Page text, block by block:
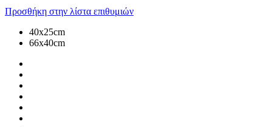
Προσθήκη στην λίστα επιθυμιών
40x25cm
66x40cm